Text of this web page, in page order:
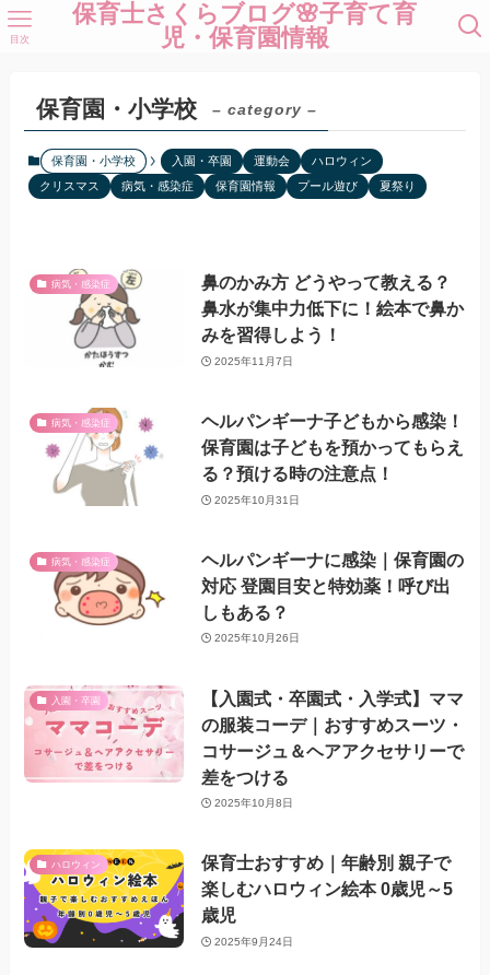
保育士さくらブログ🌸子育て育
児・保育園情報
目次
保育園・小学校 – category –
保育園・小学校 入園・卒園 運動会
ハロウィン
クリスマス
病気・感染症 保育園情報 プール遊び 夏祭り
病気・感染症
鼻のかみ方 どうやって教える？
鼻水が集中力低下に！絵本で鼻か
みを習得しよう！
2025年11月7日
病気・感染症
ヘルパンギーナ子どもから感染！
保育園は子どもを預かってもらえ
る？預ける時の注意点！
2025年10月31日
病気・感染症
ヘルパンギーナに感染｜保育園の
対応 登園目安と特効薬！呼び出
しもある？
2025年10月26日
入園・卒園
【入園式・卒園式・入学式】ママ
の服装コーデ｜おすすめスーツ・
コサージュ＆ヘアアクセサリーで
差をつける
2025年10月8日
ハロウィン
保育士おすすめ｜年齢別 親子で
楽しむハロウィン絵本 0歳児～5
歳児
2025年9月24日